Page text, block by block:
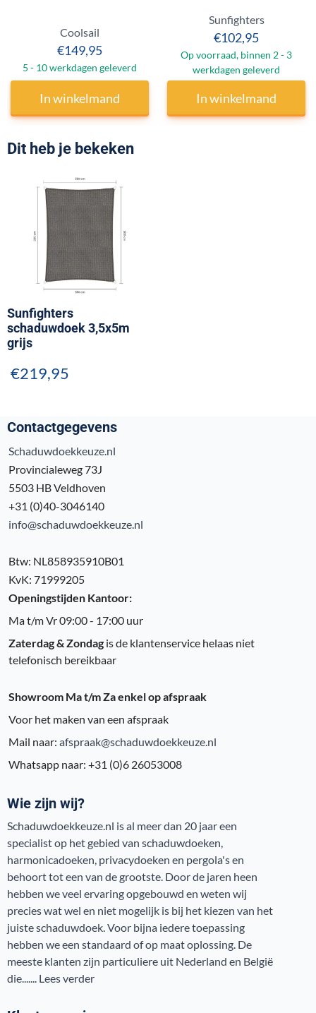
Merk:
Coolsail
Prijs: 149,95
€149,95
5 - 10 werkdagen geleverd
In winkelmand
Merk:
Sunfighters
Prijs: 102,95
€102,95
Op voorraad, binnen 2 - 3
werkdagen geleverd
In winkelmand
Dit heb je bekeken
Sunfighters
schaduwdoek 3,5x5m
grijs
€219,95
Contactgegevens
Schaduwdoekkeuze.nl
Provincialeweg 73J
5503 HB Veldhoven
+31 (0)40-3046140
info@schaduwdoekkeuze.nl
Btw: NL858935910B01
KvK: 71999205
Openingstijden Kantoor:
Ma t/m Vr 09:00 - 17:00 uur
Zaterdag & Zondag is de klantenservice helaas niet
telefonisch bereikbaar
Showroom Ma t/m Za enkel op afspraak
Voor het maken van een afspraak
Mail naar: afspraak@schaduwdoekkeuze.nl
Whatsapp naar: +31 (0)6 26053008
Wie zijn wij?
Schaduwdoekkeuze.nl is al meer dan 20 jaar een
specialist op het gebied van schaduwdoeken,
harmonicadoeken, privacydoeken en pergola's en
behoort tot een van de grootste. Door de jaren heen
hebben we veel ervaring opgebouwd en weten wij
precies wat wel en niet mogelijk is bij het kiezen van het
juiste schaduwdoek. Voor bijna iedere toepassing
hebben we een standaard of op maat oplossing. De
meeste klanten zijn particuliere uit Nederland en België
die....... Lees verder